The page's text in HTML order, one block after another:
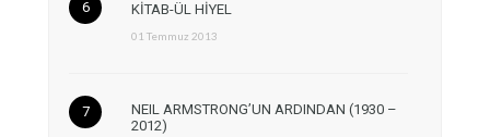
KİTAB-ÜL HİYEL
01 Temmuz 2013
NEIL ARMSTRONG’UN ARDINDAN (1930 –
2012)